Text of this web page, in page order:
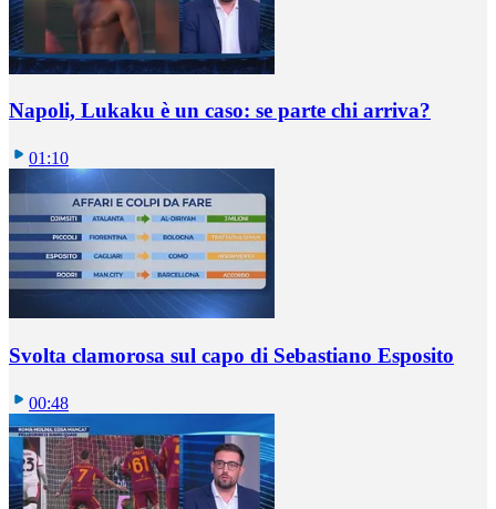
Napoli, Lukaku è un caso: se parte chi arriva?
01:10
Svolta clamorosa sul capo di Sebastiano Esposito
00:48